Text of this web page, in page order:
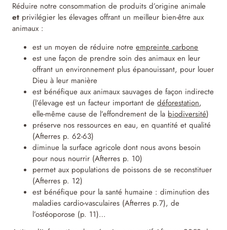
Réduire notre consommation de produits d’origine animale
et privilégier les élevages offrant un meilleur bien-être aux
animaux :
est un moyen de réduire notreempreinte carbone
est une façon de prendre soin des animaux en leur
offrant un environnement plus épanouissant, pour louer
Dieu à leur manière
est bénéfique aux animaux sauvages de façon indirecte
(l’élevage est un facteur important dedéforestation,
elle-même cause de l’effondrement de la biodiversité)
préserve nos ressources en eau, en quantité et qualité
(Afterres p. 62-63)
diminue la surface agricole dont nous avons besoin
pour nous nourrir (Afterres p. 10)
permet aux populations de poissons de se reconstituer
(Afterres p. 12)
est bénéfique pour la santé humaine : diminution des
maladies cardio-vasculaires (Afterres p.7), de
l’ostéoporose (p. 11)…